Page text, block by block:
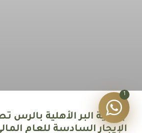
جمعية البر الأهلية بالرس
1